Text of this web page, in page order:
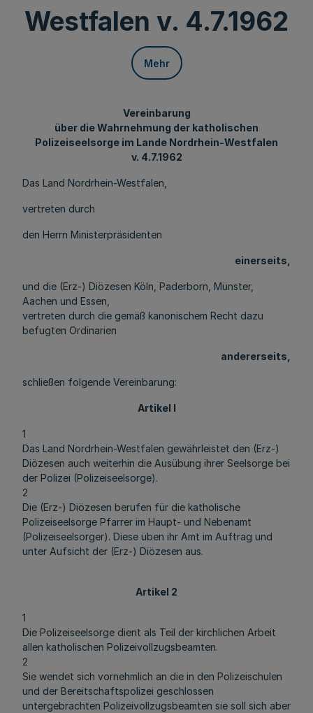
Westfalen v. 4.7.1962
Mehr
Vereinbarung
über die Wahrnehmung der katholischen
Polizeiseelsorge im Lande Nordrhein-Westfalen
v. 4.7.1962
Das Land Nordrhein-Westfalen,
vertreten durch
den Herrn Ministerpräsidenten
einerseits,
und die (Erz-) Diözesen Köln, Paderborn, Münster,
Aachen und Essen,
vertreten durch die gemäß kanonischem Recht dazu
befugten Ordinarien
andererseits,
schließen folgende Vereinbarung:
Artikel l
1
Das Land Nordrhein-Westfalen gewährleistet den (Erz-)
Diözesen auch weiterhin die Ausübung ihrer Seelsorge bei
der Polizei (Polizeiseelsorge).
2
Die (Erz-) Diözesen berufen für die katholische
Polizeiseelsorge Pfarrer im Haupt- und Nebenamt
(Polizeiseelsorger). Diese üben ihr Amt im Auftrag und
unter Aufsicht der (Erz-) Diözesen aus.
Artikel 2
1
Die Polizeiseelsorge dient als Teil der kirchlichen Arbeit
allen katholischen Polizeivollzugsbeamten.
2
Sie wendet sich vornehmlich an die in den Polizeischulen
und der Bereitschaftspolizei geschlossen
untergebrachten Polizeivollzugsbeamten sie soll sich aber